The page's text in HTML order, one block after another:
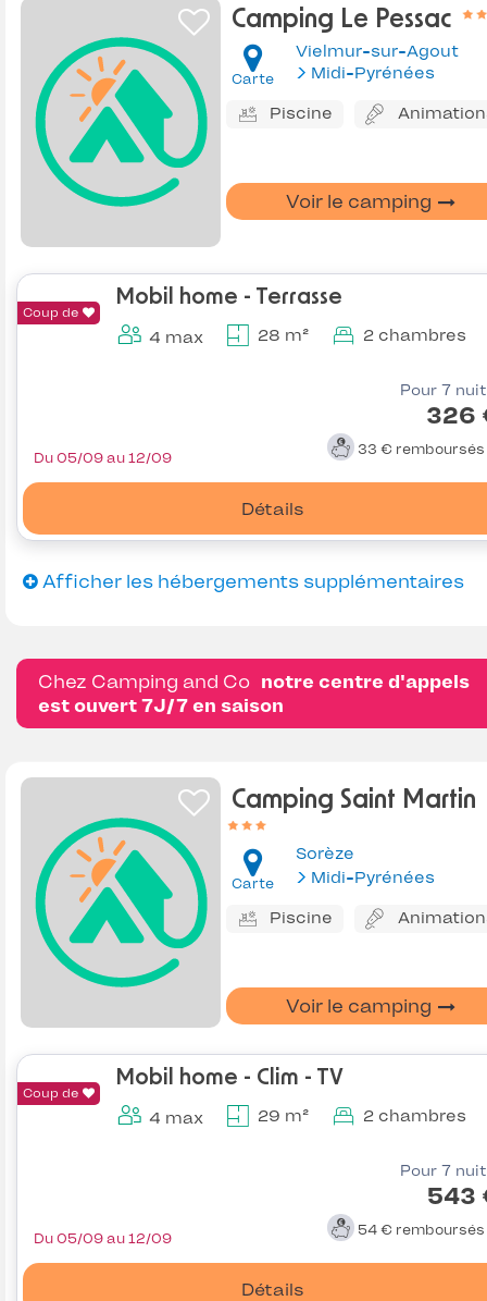
Camping Le Pessac
Carte
Vielmur-sur-Agout
Midi-Pyrénées
Piscine
Voir le camping
Coup de
Mobil home - Terrasse
4 max 28 m² 2 chambres
Pour 7
326
33 € remboursés
Détails
Du 05/09 au 12/09
Afficher les hébergements supplémentaires
Chez Camping and Co notre centre d'appels
est ouvert 7J/7 en saison
Camping Saint Martin
Carte
Sorèze
Midi-Pyrénées
Piscine
Voir le camping
Coup de
Mobil home - Clim - TV
4 max 29 m² 2 chambres
Pour 7
543
54 € remboursés
Détails
Du 05/09 au 12/09